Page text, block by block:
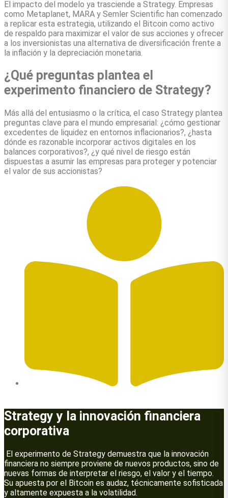
El impacto del modelo ya trasciende a Strategy. Empresas
como Metaplanet, MARA y Semler Scientific han comenzado
a replicar esta estrategia, utilizando el Bitcoin como activo
de respaldo para maximizar el valor de sus acciones y ofrecer
a los inversionistas una alternativa de diversificación frente a
la inflación y la depreciación monetaria.
¿Qué preguntas plantea el
experimento financiero de Strategy?
Más allá del entusiasmo o la crítica, el caso Strategy plantea
preguntas clave para el mundo empresarial: ¿cómo gestionar
excedentes de liquidez en entornos inflacionarios?, ¿hasta
dónde es razonable incorporar activos digitales en los
balances corporativos?, ¿y qué nivel de riesgo están
dispuestas a asumir las empresas para proteger y potenciar
el valor de sus accionistas?
Strategy y la innovación financiera
corporativa
El experimento de Strategy demuestra que la innovación
financiera no siempre proviene de nuevos productos, sino de
nuevas formas de interpretar el riesgo, el valor y el tiempo.
Su apuesta por el Bitcoin es audaz, técnicamente sofisticada
y altamente expuesta a la volatilidad.